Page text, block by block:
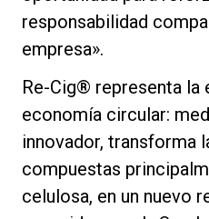
responsabilidad
empresa».
Re-Cig® representa la
economía circular:
innovador, transforma
compuestas
celulosa, en un nuevo